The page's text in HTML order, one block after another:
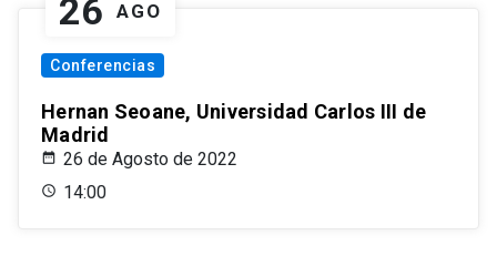
26 AGO
Conferencias
Hernan Seoane, Universidad Carlos III de
Madrid
26 de Agosto de 2022
14:00